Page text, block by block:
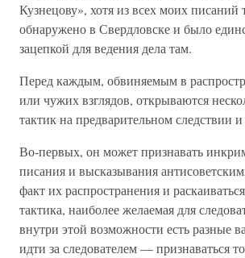
Кузнецову», хотя из всех моих писаний
обнаружено в Свердловске и было
зацепкой для ведения дела там.
Перед каждым, обвиняемым в
или чужих взглядов, открываются
тактик на предварительном следствии и
Во-первых, он может признавать
писания и высказывания
факт их распространения и
тактика, наиболее желаемая для
внутри этой возможности есть разные
идти за следователем — признаваться